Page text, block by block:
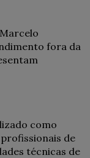
fora da
como
profissionais de
técnicas de